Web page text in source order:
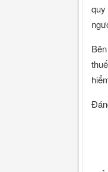
quy